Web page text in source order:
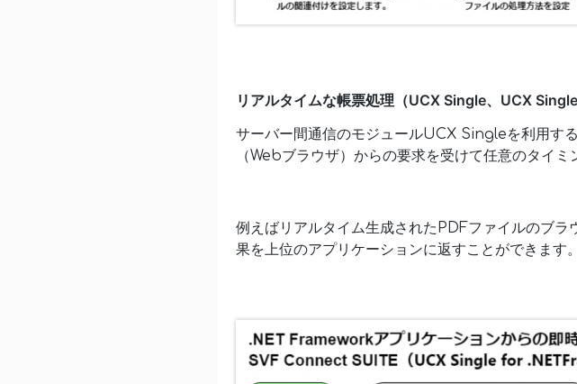
リアルタイムな帳票処理（UCX Single、UCX
サーバー間通信のモジュールUCX Singleを利用す
（Webブラウザ）からの要求を受けて任意のタイミ
例えばリアルタイム生成されたPDFファイルのブ
果を上位のアプリケーションに返すことができます。